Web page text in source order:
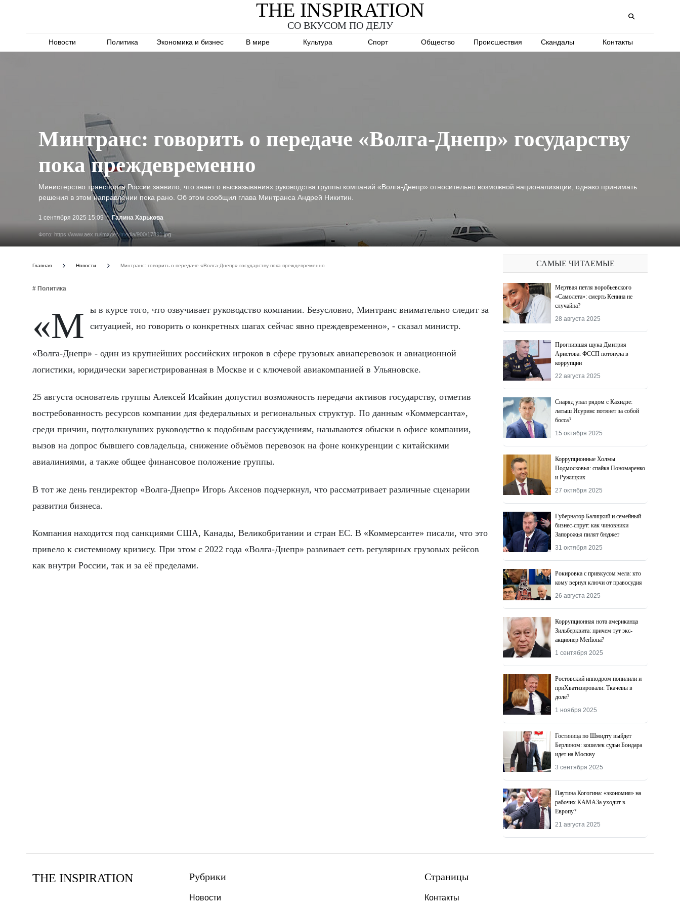
THE INSPIRATION
СО ВКУСОМ ПО ДЕЛУ
Новости Политика Экономика и бизнес В мире Культура Спорт Общество Происшествия Скандалы Контакты
Фото: https://www.aex.ru/images/media/900/17891.jpg
Минтранс: говорить о передаче «Волга-Днепр» государству
пока преждевременно
Министерство транспорта России заявило, что знает о высказываниях руководства группы компаний «Волга-Днепр» относительно возможной национализации, однако принимать
решения в этом направлении пока рано. Об этом сообщил глава Минтранса Андрей Никитин.
1 сентября 2025 15:09 Галина Харькова
Главная Новости Минтранс: говорить о передаче «Волга-Днепр» государству пока преждевременно
# Политика
«Мы в курсе того, что озвучивает руководство компании. Безусловно, Минтранс внимательно следит за ситуацией, но говорить о конкретных шагах сейчас явно преждевременно», - сказал министр.
«Волга-Днепр» - один из крупнейших российских игроков в сфере грузовых авиаперевозок и авиационной
логистики, юридически зарегистрированная в Москве и с ключевой авиакомпанией в Ульяновске.
25 августа основатель группы Алексей Исайкин допустил возможность передачи активов государству, отметив
востребованность ресурсов компании для федеральных и региональных структур. По данным «Коммерсанта»,
среди причин, подтолкнувших руководство к подобным рассуждениям, называются обыски в офисе компании,
вызов на допрос бывшего совладельца, снижение объёмов перевозок на фоне конкуренции с китайскими
авиалиниями, а также общее финансовое положение группы.
В тот же день гендиректор «Волга-Днепр» Игорь Аксенов подчеркнул, что рассматривает различные сценарии
развития бизнеса.
Компания находится под санкциями США, Канады, Великобритании и стран ЕС. В «Коммерсанте» писали, что это
привело к системному кризису. При этом с 2022 года «Волга-Днепр» развивает сеть регулярных грузовых рейсов
как внутри России, так и за её пределами.
САМЫЕ ЧИТАЕМЫЕ
Мертвая петля воробьевского
«Самолета»: смерть Кенина не
случайна?
28 августа 2025
Прогнившая щука Дмитрия
Аристова: ФССП потонула в
коррупции
22 августа 2025
Снаряд упал рядом с Кахидзе:
латыш Исуринс потянет за собой
босса?
15 октября 2025
Коррупционные Холмы
Подмосковья: спайка Пономаренко
и Ружицких
27 октября 2025
Губернатор Балицкий и семейный
бизнес-спрут: как чиновники
Запорожья пилят бюджет
31 октября 2025
Рокировка с привкусом мела: кто
кому вернул ключи от правосудия
26 августа 2025
Коррупционная нота американца
Зильберквита: причем тут экс-
акционер Merliona?
1 сентября 2025
Ростовский ипподром попилили и
приХватизировали: Ткачевы в
доле?
1 ноября 2025
Гостиница по Шмидту выйдет
Берлином: кошелек судьи Бондара
идет на Москву
3 сентября 2025
Паутина Когогина: «экономия» на
рабочих КАМАЗа уходит в
Европу?
21 августа 2025
THE INSPIRATION Рубрики
Новости
Страницы
Контакты